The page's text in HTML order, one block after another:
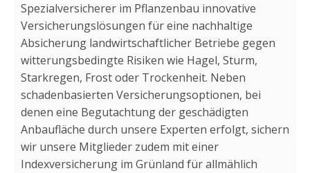
Spezialversicherer im Pflanzenbau innovative
Versicherungslösungen für eine nachhaltige
Absicherung landwirtschaftlicher Betriebe gegen
witterungsbedingte Risiken wie Hagel, Sturm,
Starkregen, Frost oder Trockenheit. Neben
schadenbasierten Versicherungsoptionen, bei
denen eine Begutachtung der geschädigten
Anbaufläche durch unsere Experten erfolgt, sichern
wir unsere Mitglieder zudem mit einer
Indexversicherung im Grünland für allmählich